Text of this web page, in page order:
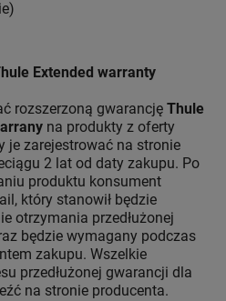
Extended warranty
rozszerzoną gwarancję Thule
na produkty z oferty
je zarejestrować na stronie
2 lat od daty zakupu. Po
produktu konsument
który stanowił będzie
otrzymania przedłużonej
będzie wymagany podczas
zakupu. Wszelkie
przedłużonej gwarancji dla
na stronie producenta.